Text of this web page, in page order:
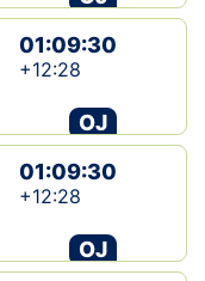
01:09:30
+12:28
OJ
01:09:30
+12:28
OJ